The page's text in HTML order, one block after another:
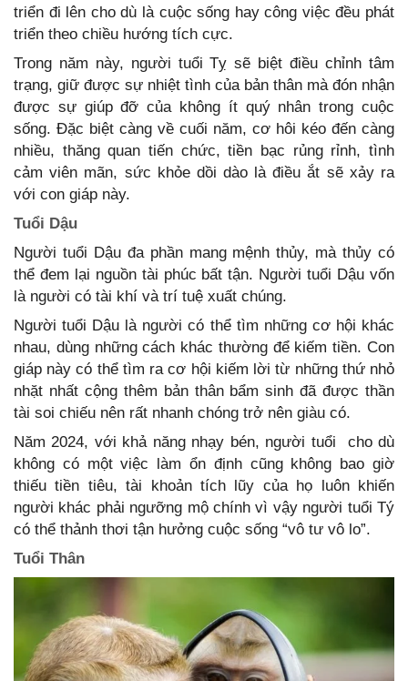
triển đi lên cho dù là cuộc sống hay công việc đều phát
triển theo chiều hướng tích cực.
Trong năm này, người tuổi Tỵ sẽ biệt điều chỉnh tâm
trạng, giữ được sự nhiệt tình của bản thân mà đón nhận
được sự giúp đỡ của không ít quý nhân trong cuộc
sống. Đặc biệt càng về cuối năm, cơ hôi kéo đến càng
nhiều, thăng quan tiến chức, tiền bạc rủng rỉnh, tình
cảm viên mãn, sức khỏe dồi dào là điều ắt sẽ xảy ra
với con giáp này.
Tuổi Dậu
Người tuổi Dậu đa phần mang mệnh thủy, mà thủy có
thể đem lại nguồn tài phúc bất tận. Người tuổi Dậu vốn
là người có tài khí và trí tuệ xuất chúng.
Người tuổi Dậu là người có thể tìm những cơ hội khác
nhau, dùng những cách khác thường để kiếm tiền. Con
giáp này có thể tìm ra cơ hội kiếm lời từ những thứ nhỏ
nhặt nhất cộng thêm bản thân bẩm sinh đã được thần
tài soi chiếu nên rất nhanh chóng trở nên giàu có.
Năm 2024, với khả năng nhạy bén, người tuổi cho dù
không có một việc làm ổn định cũng không bao giờ
thiếu tiền tiêu, tài khoản tích lũy của họ luôn khiến
người khác phải ngưỡng mộ chính vì vậy người tuổi Tý
có thể thảnh thơi tận hưởng cuộc sống “vô tư vô lo”.
Tuổi Thân